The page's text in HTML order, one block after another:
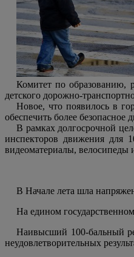
Комитет по образованию,
детского дорожно-
Новое, что появилось в
обеспечить более
В рамках долгосрочной
инспекторов движения для
видеоматериалы, велосипеды
В Начале лета шла
На едином
Наивысший 100-бальный
неудовлетворительных